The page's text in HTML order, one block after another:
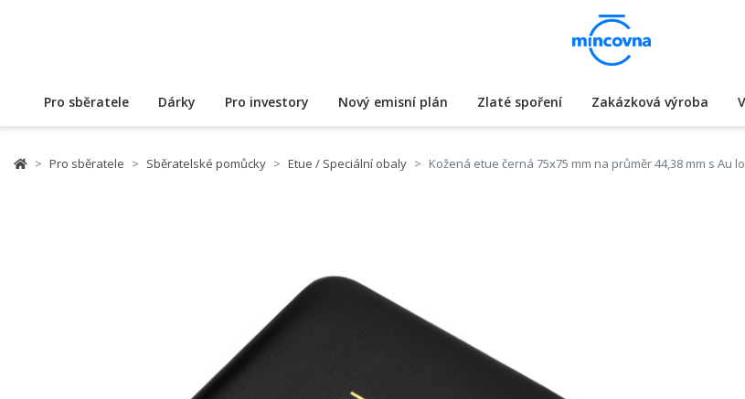
Pro sběratele Dárky Pro investory Nový emisní plán Zlaté spoření Zakázková výroba
Pro sběratele Sběratelské pomůcky Etue / Speciální obaly Kožená etue černá 75x75 mm na průměr 44,38 mm s Au